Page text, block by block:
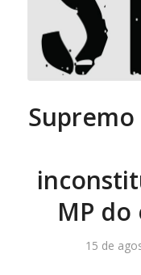
MP
15 de